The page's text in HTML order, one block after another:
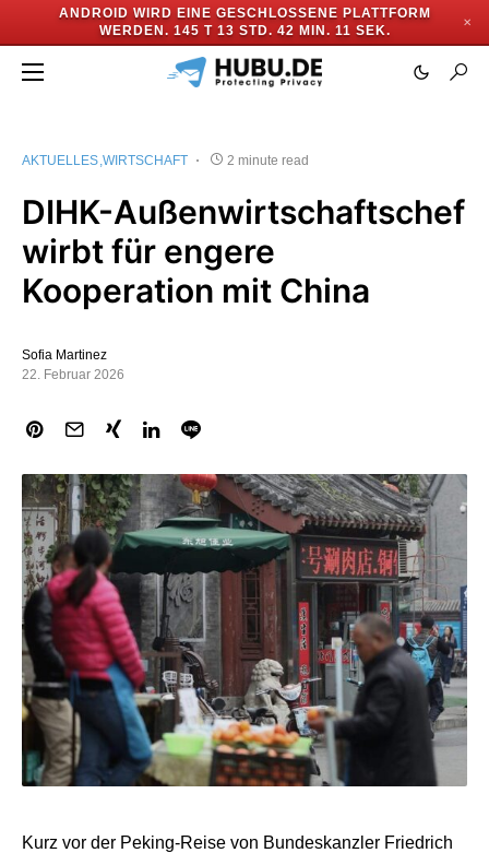
ANDROID WIRD EINE GESCHLOSSENE PLATTFORM
WERDEN. 145 T 13 STD. 42 MIN. 10 SEK.
✕
AKTUELLES WIRTSCHAFT 2 minute read
DIHK-Außenwirtschaftschef
wirbt für engere
Kooperation mit China
Sofia Martinez
22. Februar 2026
Kurz vor der Peking-Reise von Bundeskanzler Friedrich